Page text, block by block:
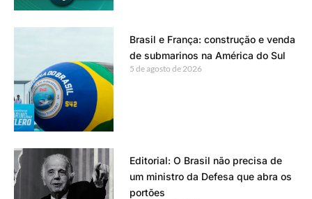
Brasil e França: construção e venda
de submarinos na América do Sul
5 de agosto de 2026
Editorial: O Brasil não precisa de
um ministro da Defesa que abra os
portões